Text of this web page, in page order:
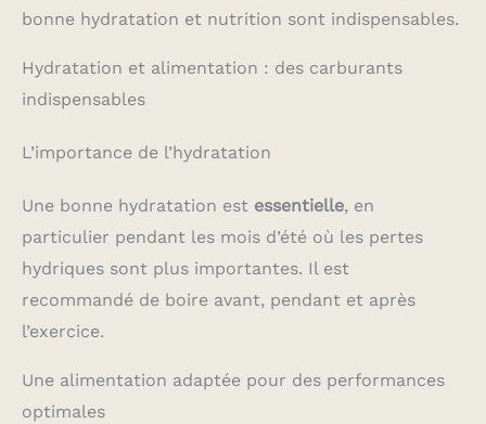
bonne hydratation et nutrition sont indispensables.
Hydratation et alimentation : des carburants
indispensables
L’importance de l’hydratation
Une bonne hydratation est essentielle, en
particulier pendant les mois d’été où les pertes
hydriques sont plus importantes. Il est
recommandé de boire avant, pendant et après
l’exercice.
Une alimentation adaptée pour des performances
optimales